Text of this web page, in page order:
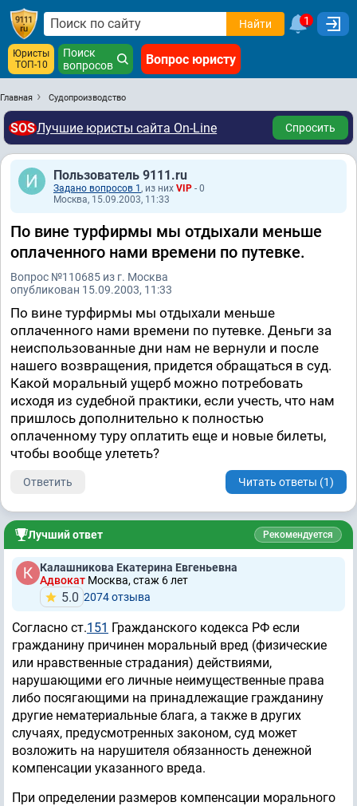
Найти 1
Юристы
ТОП-10
Поиск
вопросов
Вопрос юристу
Главная Судопроизводство
SOSЛучшие юристы сайта On-Line Спросить
Пользователь 9111.ru
Задано вопросов 1 , из них VIP - 0
Москва, 15.09.2003, 11:33
По вине турфирмы мы отдыхали меньше
оплаченного нами времени по путевке.
Вопрос №110685 из г. Москва
опубликован 15.09.2003, 11:33
По вине турфирмы мы отдыхали меньше
оплаченного нами времени по путевке. Деньги за
неиспользованные дни нам не вернули и после
нашего возвращения, придется обращаться в суд.
Какой моральный ущерб можно потребовать
исходя из судебной практики, если учесть, что нам
пришлось дополнительно к полностью
оплаченному туру оплатить еще и новые билеты,
чтобы вообще улететь?
Ответить Читать ответы (1)
Лучший ответ Рекомендуется
Калашникова Екатерина Евгеньевна
Адвокат Москва, стаж 6 лет
5.0 2074 отзывa
Согласно ст.151 Гражданского кодекса РФ если
гражданину причинен моральный вред (физические
или нравственные страдания) действиями,
нарушающими его личные неимущественные права
либо посягающими на принадлежащие гражданину
другие нематериальные блага, а также в других
случаях, предусмотренных законом, суд может
возложить на нарушителя обязанность денежной
компенсации указанного вреда.
При определении размеров компенсации морального